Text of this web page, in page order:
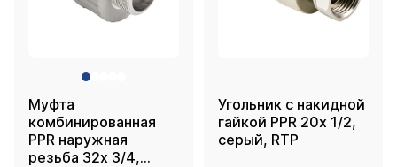
Муфта
комбинированная
PPR наружная
резьба 32х 3/4,
Угольник с накидной
гайкой PPR 20х 1/2,
серый, RTP